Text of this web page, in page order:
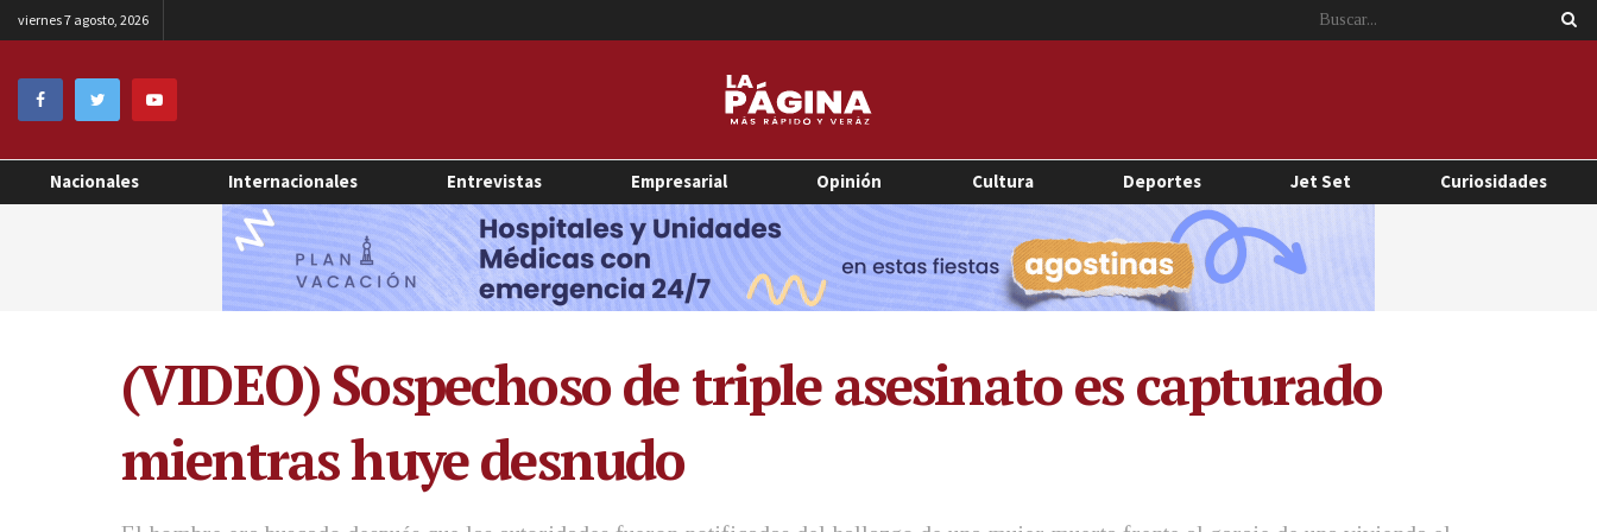
viernes 7 agosto, 2026
Nacionales Internacionales Entrevistas Empresarial Opinión Cultura Deportes Jet Set Curiosidades
(VIDEO) Sospechoso de triple asesinato es capturado
mientras huye desnudo